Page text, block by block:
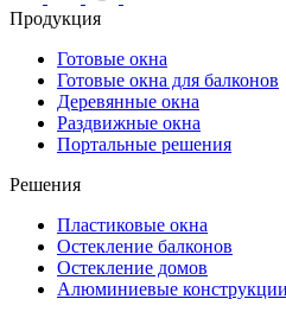
Продукция
Готовые окна
Готовые окна для балконов
Деревянные окна
Раздвижные окна
Портальные решения
Решения
Пластиковые окна
Остекление балконов
Остекление домов
Алюминиевые конструкции